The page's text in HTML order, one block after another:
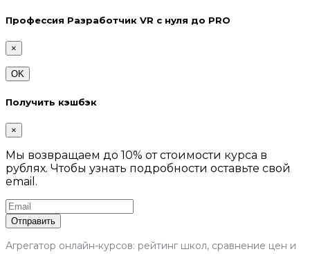
Профессия Разработчик VR с нуля до PRO
×
OK
Получить кэшбэк
×
Мы возвращаем до 10% от стоимости курса в
рублях. Чтобы узнать подробности оставьте свой
email.
Отправить
Агрегатор онлайн-курсов: рейтинг школ, сравнение цен и